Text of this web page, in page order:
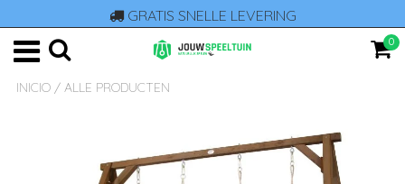
GRATIS SNELLE LEVERING
0
INICIO / ALLE PRODUCTEN